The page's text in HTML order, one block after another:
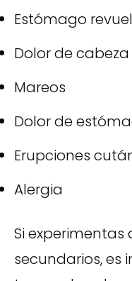
Estómago
Dolor de cabeza
Mareos
Dolor de
Erupciones
Alergia
Si
secundarios, es